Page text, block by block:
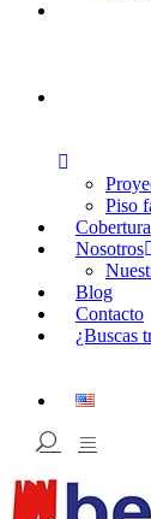
Piso
Cobertura
Nosotros
Blog
Contacto
¿Buscas